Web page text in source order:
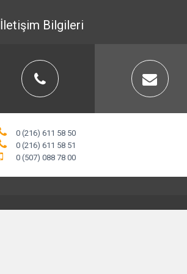
İletişim Bilgileri
0 (216) 611 58 50
0 (216) 611 58 51
0 (507) 088 78 00